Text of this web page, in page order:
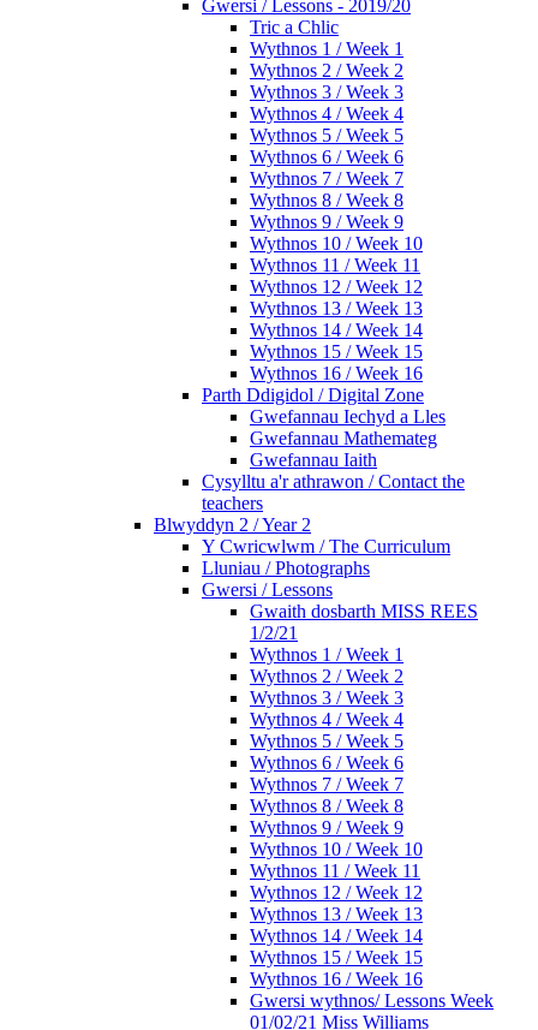
Gwersi / Lessons - 2019/20
Tric a Chlic
Wythnos 1 / Week 1
Wythnos 2 / Week 2
Wythnos 3 / Week 3
Wythnos 4 / Week 4
Wythnos 5 / Week 5
Wythnos 6 / Week 6
Wythnos 7 / Week 7
Wythnos 8 / Week 8
Wythnos 9 / Week 9
Wythnos 10 / Week 10
Wythnos 11 / Week 11
Wythnos 12 / Week 12
Wythnos 13 / Week 13
Wythnos 14 / Week 14
Wythnos 15 / Week 15
Wythnos 16 / Week 16
Parth Ddigidol / Digital Zone
Gwefannau Iechyd a Lles
Gwefannau Mathemateg
Gwefannau Iaith
Cysylltu a'r athrawon / Contact the
teachers
Blwyddyn 2 / Year 2
Y Cwricwlwm / The Curriculum
Lluniau / Photographs
Gwersi / Lessons
Gwaith dosbarth MISS REES
1/2/21
Wythnos 1 / Week 1
Wythnos 2 / Week 2
Wythnos 3 / Week 3
Wythnos 4 / Week 4
Wythnos 5 / Week 5
Wythnos 6 / Week 6
Wythnos 7 / Week 7
Wythnos 8 / Week 8
Wythnos 9 / Week 9
Wythnos 10 / Week 10
Wythnos 11 / Week 11
Wythnos 12 / Week 12
Wythnos 13 / Week 13
Wythnos 14 / Week 14
Wythnos 15 / Week 15
Wythnos 16 / Week 16
Gwersi wythnos/ Lessons Week
01/02/21 Miss Williams